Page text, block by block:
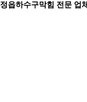
읍하수구막힘 전문 업체